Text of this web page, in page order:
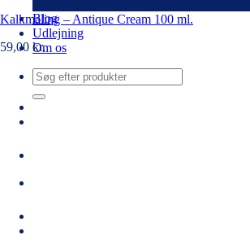
Blog
Udlejning
Om os
Søg
efter:
Kalkmaling – Antique Cream 100 ml.
59,00 kr.